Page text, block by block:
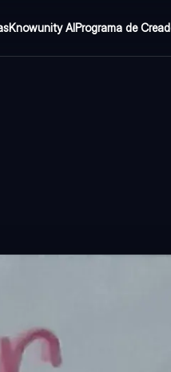
Knowunity AIPrograma de